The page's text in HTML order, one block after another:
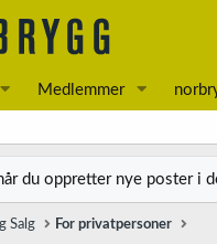
Medlemmer
du oppretter nye poster i
Salg For privatpersoner